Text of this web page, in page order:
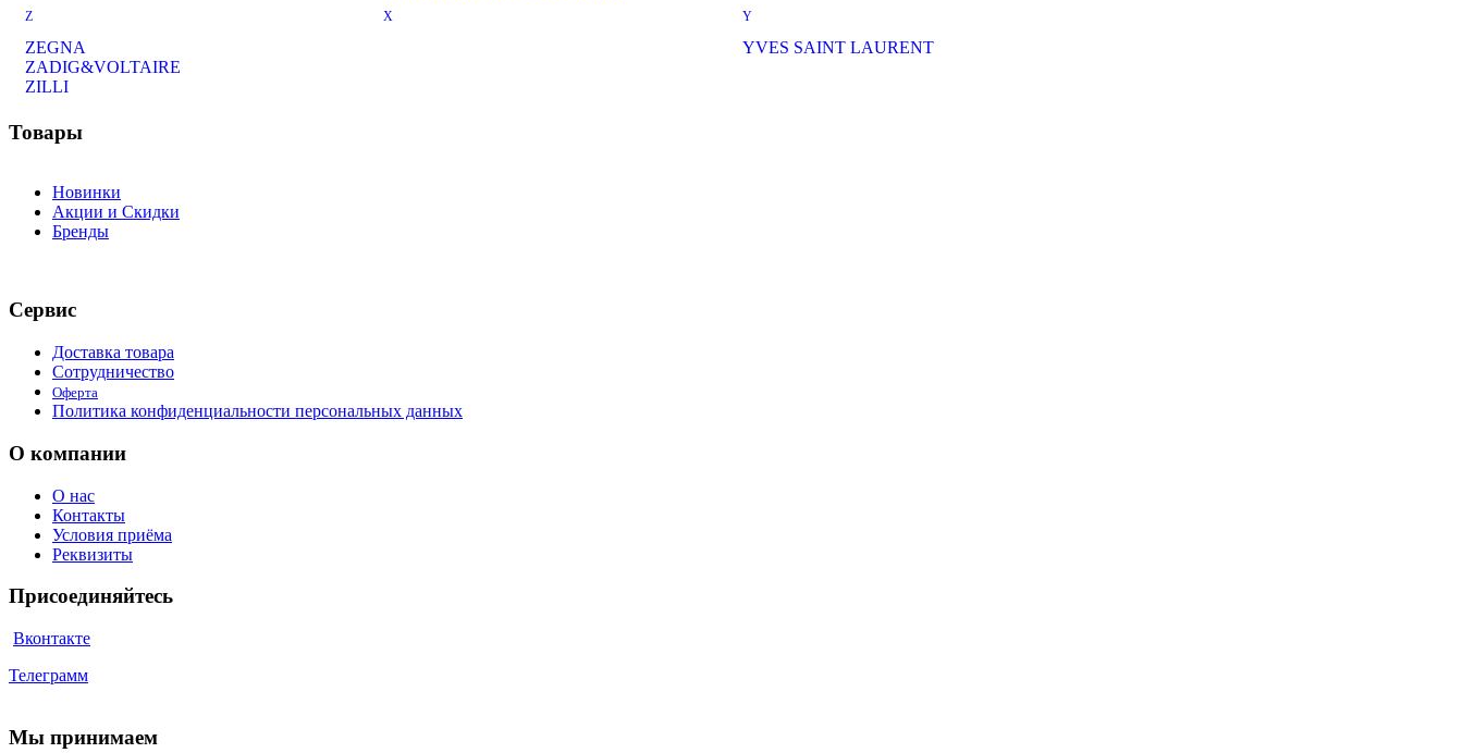
Z
ZEGNA
ZADIG&VOLTAIRE
ZILLI
X Y
YVES SAINT LAURENT
Товары
Новинки
Акции и Скидки
Бренды
Сервис
Доставка товара
Сотрудничество
Оферта
Политика конфиденциальности персональных данных
О компании
О нас
Контакты
Условия приёма
Реквизиты
Присоединяйтесь
Вконтакте
Телеграмм
Мы принимаем